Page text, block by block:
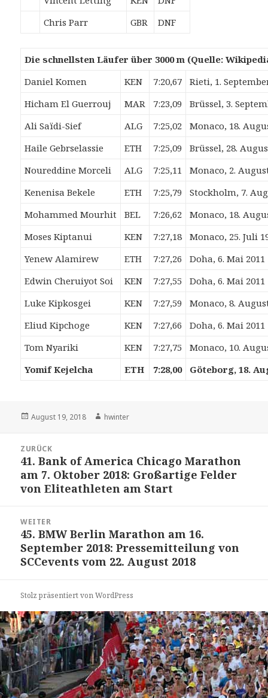
Chris Parr
GBR DNF
Die schnellsten Läufer über 3000 m (Quelle:
Daniel Komen
KEN 7:20,67
Rieti, 1.
Hicham El Guerrouj
MAR 7:23,09
Brüssel, 3.
Ali Saïdi-Sief
ALG 7:25,02
Monaco, 18.
Haile Gebrselassie
ETH 7:25,09
Brüssel, 28.
Noureddine Morceli
ALG 7:25,11
Monaco, 2.
Kenenisa Bekele
ETH 7:25,79
Stockholm, 7.
Mohammed Mourhit
BEL 7:26,62
Monaco, 18.
Moses Kiptanui
KEN 7:27,18
Monaco, 25. Juli
Yenew Alamirew
ETH 7:27,26
Doha, 6. Mai 2011
Edwin Cheruiyot Soi
KEN 7:27,55
Doha, 6. Mai 2011
Luke Kipkosgei
KEN 7:27,59
Monaco, 8.
Eliud Kipchoge
KEN 7:27,66
Doha, 6. Mai 2011
Tom Nyariki
KEN 7:27,75
Monaco, 10.
Yomif Kejelcha
ETH 7:28,00 Göteborg, 18.
Veröffentlicht
August 19, 2018 Autor
hwinter
Navigation
ZURÜCK
Vorheriger
Beitrag:
41. Bank of America Chicago Marathon
am 7. Oktober 2018: Großartige Felder
von Eliteathleten am Start
WEITER
Nächster
Beitrag:
45. BMW Berlin Marathon am 16.
September 2018: Pressemitteilung von
SCCevents vom 22. August 2018
Stolz präsentiert von WordPress